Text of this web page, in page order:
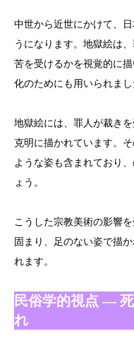
中世から近世にかけて、
うになります。地獄絵は
苦を受けるかを視覚的に
化のためにも用いられまし
地獄絵には、罪人が裁き
克明に描かれています。
ような姿も含まれており
ょう。
こうした宗教美術の影響
固まり、足のない姿で描
れます。
民俗学的視点 ―
れ